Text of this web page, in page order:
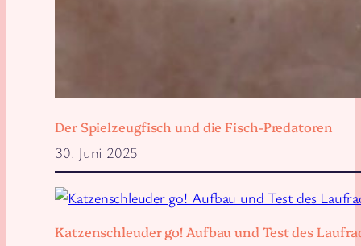
Der Spielzeugfisch und die Fisch-Predatoren
30. Juni 2025
Katzenschleuder go! Aufbau und Test des